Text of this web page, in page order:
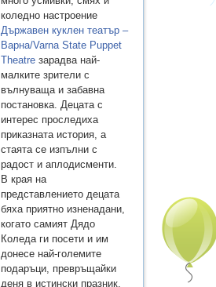
коледно настроение
Държавен куклен театър –
Варна/Varna State Puppet
Theatre зарадва най-
малките зрители с
вълнуваща и забавна
постановка. Децата с
интерес проследиха
приказната история, а
стаята се изпълни с
радост и аплодисменти.
В края на
представлението децата
бяха приятно изненадани,
когато самият Дядо
Коледа ги посети и им
донесе най-големите
подаръци, превръщайки
деня в истински празник,